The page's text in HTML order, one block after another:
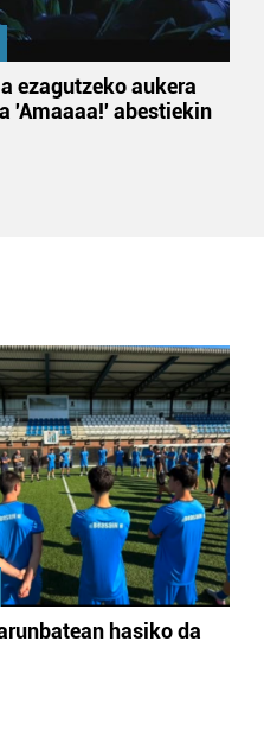
ezagutzeko aukera
'Amaaaa!' abestiekin
hasiko da